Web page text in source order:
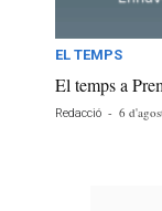
EL TEMPS
El temps a
Redacció - 6